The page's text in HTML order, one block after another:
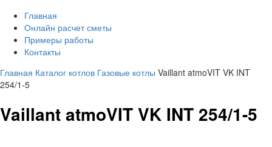
Главная
Онлайн расчет сметы
Примеры работы
Контакты
Главная Каталог котлов Газовые котлы Vaillant atmoVIT VK INT
254/1-5
Vaillant atmoVIT VK INT 254/1-5